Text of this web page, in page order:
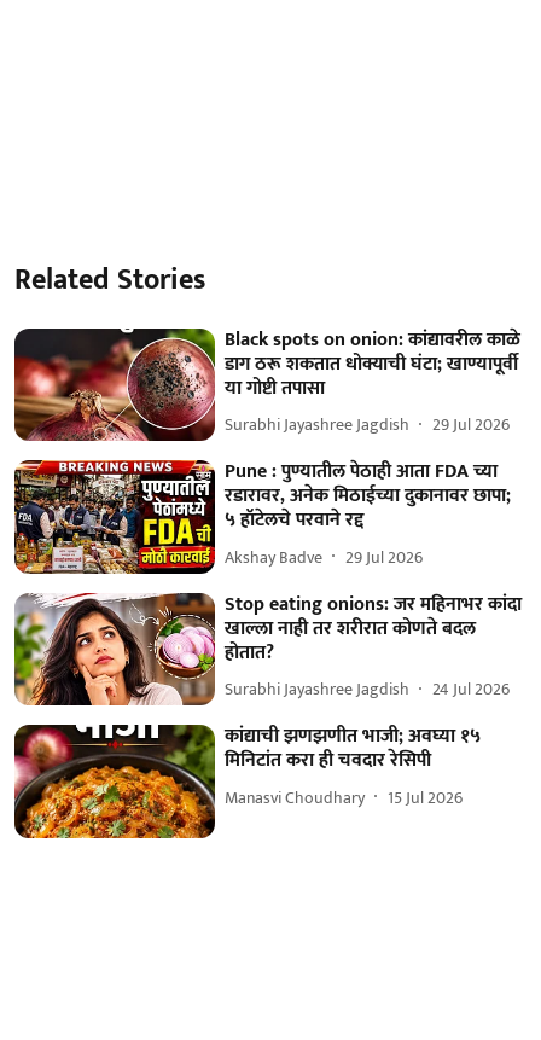
Related Stories
Black spots on onion: कांद्यावरील काळे
डाग ठरू शकतात धोक्याची घंटा; खाण्यापूर्वी
या गोष्टी तपासा
Surabhi Jayashree Jagdish 29 Jul 2026
Pune : पुण्यातील पेठाही आता FDA च्या
रडारावर, अनेक मिठाईच्या दुकानावर छापा;
५ हॉटेलचे परवाने रद्द
Akshay Badve 29 Jul 2026
Stop eating onions: जर महिनाभर कांदा
खाल्ला नाही तर शरीरात कोणते बदल
होतात?
Surabhi Jayashree Jagdish 24 Jul 2026
कांद्याची झणझणीत भाजी; अवघ्या १५
मिनिटांत करा ही चवदार रेसिपी
Manasvi Choudhary 15 Jul 2026